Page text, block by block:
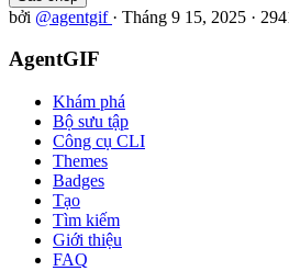
bởi @agentgif · Tháng 9 15, 2025 ·
AgentGIF
Khám phá
Bộ sưu tập
Công cụ CLI
Themes
Badges
Tạo
Tìm kiếm
Giới thiệu
FAQ